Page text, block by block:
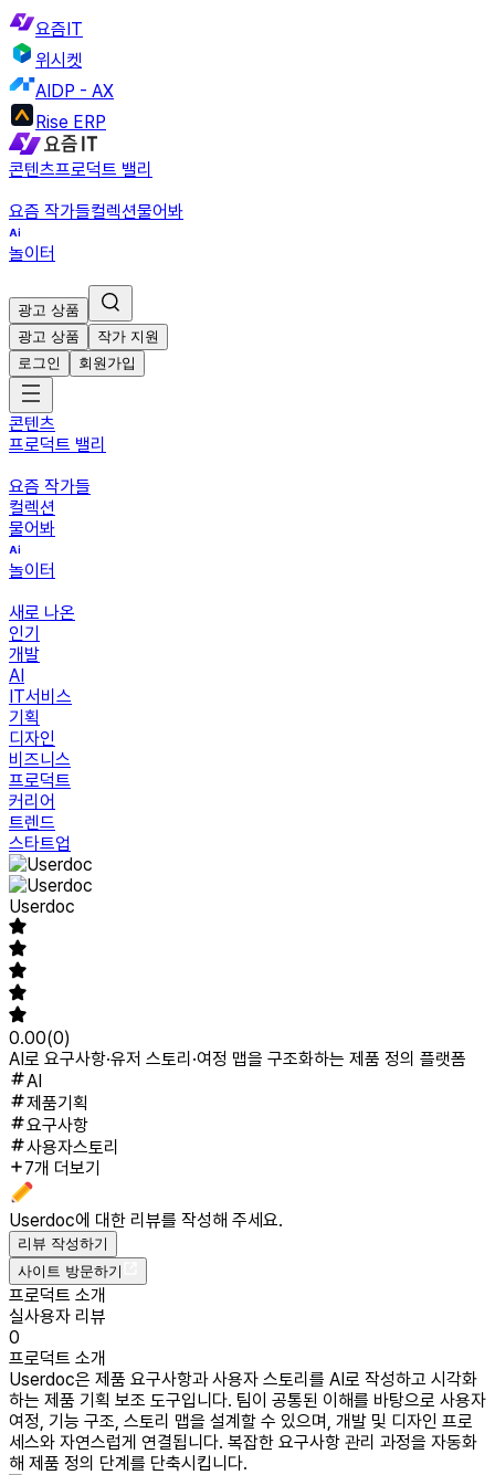
요즘IT
위시켓
AIDP - AX
Rise ERP
콘텐츠프로덕트 밸리
요즘 작가들컬렉션물어봐
놀이터
광고 상품
광고 상품
작가 지원
로그인
회원가입
콘텐츠
프로덕트 밸리
요즘 작가들
컬렉션
물어봐
놀이터
새로 나온
인기
개발
AI
IT서비스
기획
디자인
비즈니스
프로덕트
커리어
트렌드
스타트업
Userdoc
0.00(0)
AI로 요구사항·유저 스토리·여정 맵을 구조화하는 제품 정의 플랫폼
AI
제품기획
요구사항
사용자스토리
7개 더보기
Userdoc에 대한 리뷰를 작성해 주세요.
리뷰 작성하기
사이트 방문하기
프로덕트 소개
실사용자 리뷰
0
프로덕트 소개
Userdoc은 제품 요구사항과 사용자 스토리를 AI로 작성하고 시각화
하는 제품 기획 보조 도구입니다. 팀이 공통된 이해를 바탕으로 사용자
여정, 기능 구조, 스토리 맵을 설계할 수 있으며, 개발 및 디자인 프로
세스와 자연스럽게 연결됩니다. 복잡한 요구사항 관리 과정을 자동화
해 제품 정의 단계를 단축시킵니다.